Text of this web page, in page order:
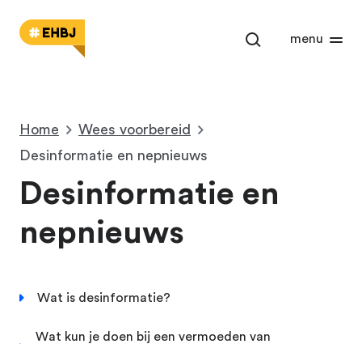
menu
Home
Wees voorbereid
Desinformatie en nepnieuws
Desinformatie en
nepnieuws
Wat is desinformatie?
Wat kun je doen bij een vermoeden van